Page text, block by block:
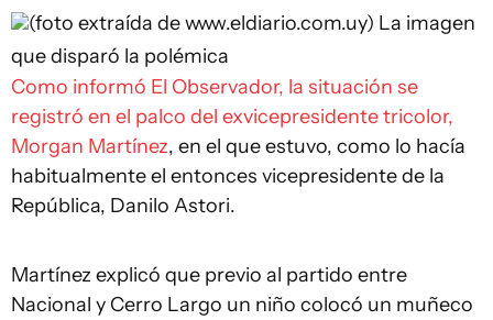
(foto extraída de www.eldiario.com.uy) La imagen
que disparó la polémica
Como informó El Observador, la situación se
registró en el palco del exvicepresidente tricolor,
Morgan Martínez, en el que estuvo, como lo hacía
habitualmente el entonces vicepresidente de la
República, Danilo Astori.
Martínez explicó que previo al partido entre
Nacional y Cerro Largo un niño colocó un muñeco